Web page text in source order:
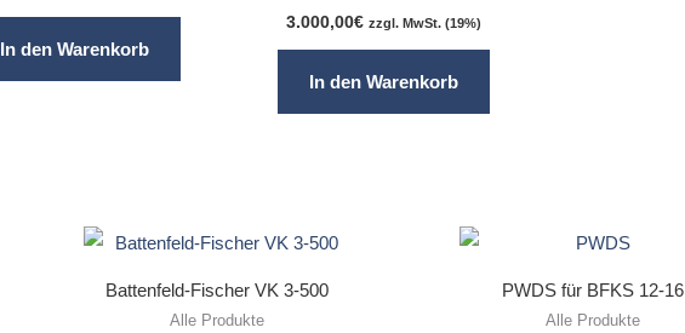
In den Warenkorb
3.000,00€ zzgl. MwSt. (19%)
In den Warenkorb
Battenfeld-Fischer VK 3-500
Alle Produkte
PWDS für BFKS 12-16
Alle Produkte